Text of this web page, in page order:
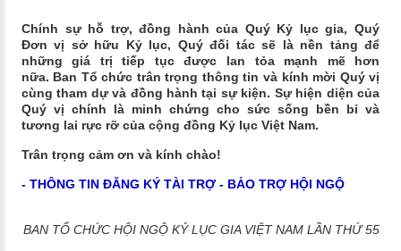
Chính sự hỗ trợ, đồng hành của Quý Kỷ lục gia, Quý
Đơn vị sở hữu Kỷ lục, Quý đối tác sẽ là nền tảng để
những giá trị tiếp tục được lan tỏa mạnh mẽ hơn
nữa. Ban Tổ chức trân trọng thông tin và kính mời Quý vị
cùng tham dự và đồng hành tại sự kiện. Sự hiện diện của
Quý vị chính là minh chứng cho sức sống bền bỉ và
tương lai rực rỡ của cộng đồng Kỷ lục Việt Nam.
Trân trọng cảm ơn và kính chào!
- THÔNG TIN ĐĂNG KÝ TÀI TRỢ - BẢO TRỢ HỘI NGỘ
BAN TỔ CHỨC HỘI NGỘ KỶ LỤC GIA VIỆT NAM LẦN THỨ 55